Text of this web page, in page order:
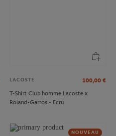
LACOSTE 100,00 €
T-Shirt Club homme Lacoste x
Roland-Garros - Ecru
NOUVEAU